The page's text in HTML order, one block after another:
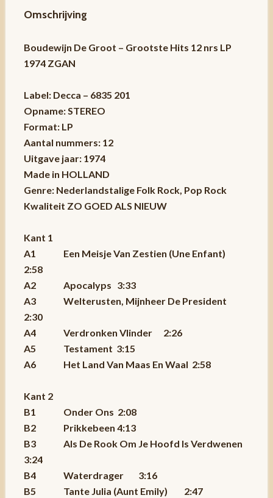
Omschrijving
Boudewijn De Groot – Grootste Hits 12 nrs LP
1974 ZGAN
Label: Decca – 6835 201
Opname: STEREO
Format: LP
Aantal nummers: 12
Uitgave jaar: 1974
Made in HOLLAND
Genre: Nederlandstalige Folk Rock, Pop Rock
Kwaliteit ZO GOED ALS NIEUW
Kant 1
A1 Een Meisje Van Zestien (Une Enfant)
2:58
A2 Apocalyps 3:33
A3 Welterusten, Mijnheer De President
2:30
A4 Verdronken Vlinder 2:26
A5 Testament 3:15
A6 Het Land Van Maas En Waal 2:58
Kant 2
B1 Onder Ons 2:08
B2 Prikkebeen 4:13
B3 Als De Rook Om Je Hoofd Is Verdwenen
3:24
B4 Waterdrager 3:16
B5 Tante Julia (Aunt Emily) 2:47